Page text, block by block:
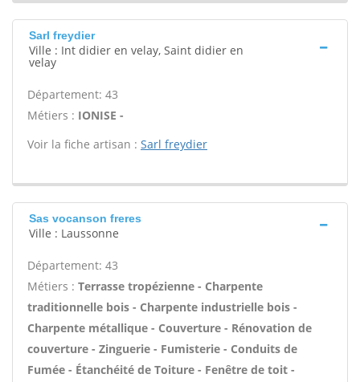
Sarl freydier
Ville : Int didier en velay, Saint didier en
velay
Département: 43
Métiers : IONISE -
Voir la fiche artisan : Sarl freydier
Sas vocanson freres
Ville : Laussonne
Département: 43
Métiers : Terrasse tropézienne - Charpente
traditionnelle bois - Charpente industrielle bois -
Charpente métallique - Couverture - Rénovation de
couverture - Zinguerie - Fumisterie - Conduits de
Fumée - Étanchéité de Toiture - Fenêtre de toit -